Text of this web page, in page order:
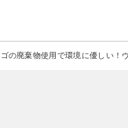
ゴの廃棄物使用で環境に優しい